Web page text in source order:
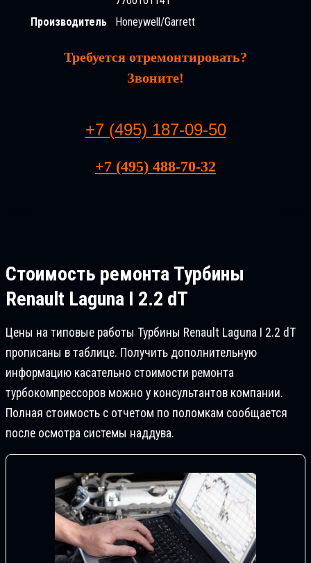
Производитель
Honeywell/Garrett
Требуется отремонтировать?
Звоните!
+7 (495) 187-09-50
+7 (495) 488-70-32
Стоимость ремонта Турбины
Renault Laguna I 2.2 dT
Цены на типовые работы Турбины Renault Laguna I 2.2 dT
прописаны в таблице. Получить дополнительную
информацию касательно стоимости ремонта
турбокомпрессоров можно у консультантов компании.
Полная стоимость с отчетом по поломкам сообщается
после осмотра системы наддува.